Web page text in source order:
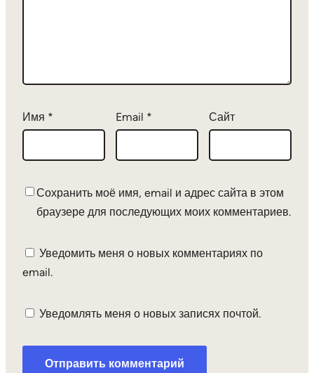
Имя * Email * Сайт
Сохранить моё имя, email и адрес сайта в этом
браузере для последующих моих комментариев.
Уведомить меня о новых комментариях по
email.
Уведомлять меня о новых записях почтой.